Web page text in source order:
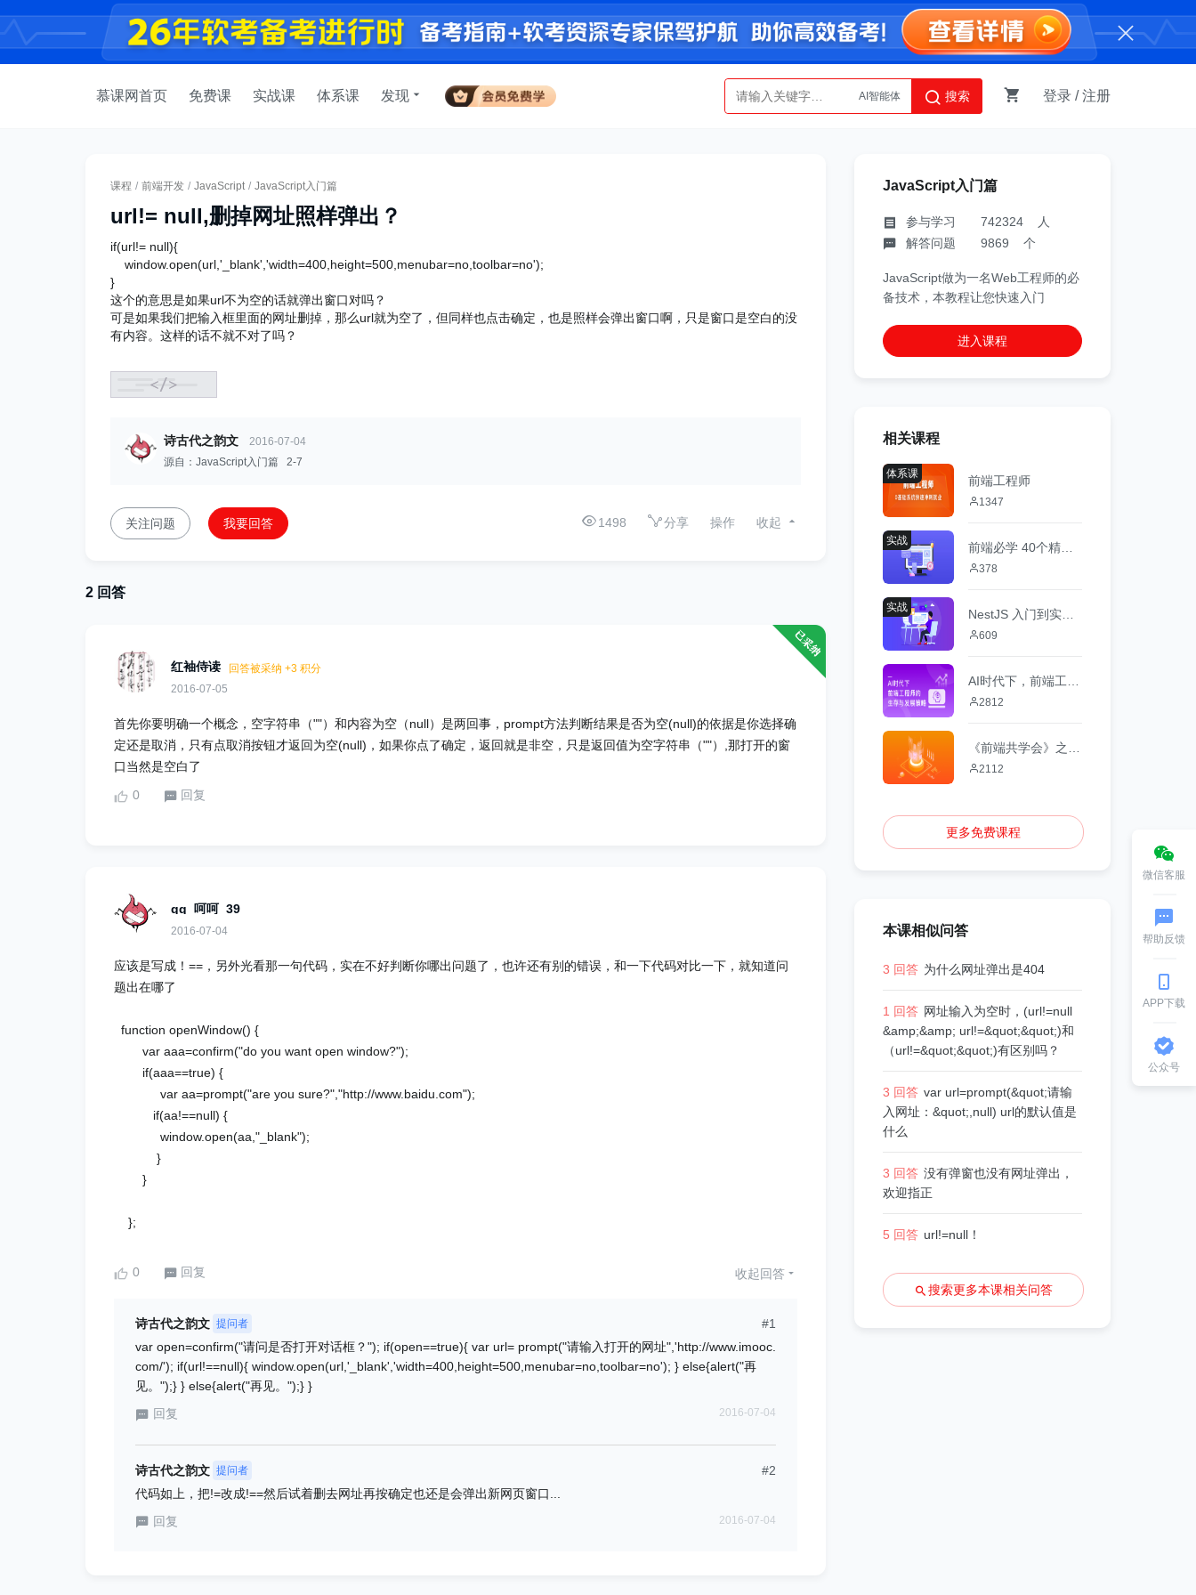
慕课网首页 免费课 实战课 体系课 发现
AI智能体
Python
搜索 登录 /注册
课程 / 前端开发 / JavaScript / JavaScript入门篇
url!= null,删掉网址照样弹出？
if(url!= null){
window.open(url,'_blank','width=400,height=500,menubar=no,toolbar=no');
}
这个的意思是如果url不为空的话就弹出窗口对吗？
可是如果我们把输入框里面的网址删掉，那么url就为空了，但同样也点击确定，也是照样会弹出窗口啊，只是窗口是空白的没
有内容。这样的话不就不对了吗？
诗古代之韵文
2016-07-04
源自：JavaScript入门篇 2-7
关注问题 我要回答 1498 分享 操作 收起
2 回答
红袖侍读
回答被采纳 +3 积分
2016-07-05
首先你要明确一个概念，空字符串（""）和内容为空（null）是两回事，prompt方法判断结果是否为空(null)的依据是你选择确
定还是取消，只有点取消按钮才返回为空(null)，如果你点了确定，返回就是非空，只是返回值为空字符串（""）,那打开的窗
口当然是空白了
0
回复
qq_呵呵_39
2016-07-04
应该是写成！==，另外光看那一句代码，实在不好判断你哪出问题了，也许还有别的错误，和一下代码对比一下，就知道问
题出在哪了
function openWindow() {
var aaa=confirm("do you want open window?");
if(aaa==true) {
var aa=prompt("are you sure?","http://www.baidu.com");
if(aa!==null) {
window.open(aa,"_blank");
}
}
};
0 回复 收起回答
#1
诗古代之韵文 提问者
var open=confirm("请问是否打开对话框？"); if(open==true){ var url= prompt("请输入打开的网址",'http://www.imooc.
com/'); if(url!==null){ window.open(url,'_blank','width=400,height=500,menubar=no,toolbar=no'); } else{alert("再
见。");} } else{alert("再见。");} }​
2016-07-04
回复
#2
诗古代之韵文 提问者
代码如上，把!=改成!==然后试着删去网址再按确定也还是会弹出新网页窗口...
2016-07-04
回复
JavaScript入门篇
参与学习 742324 人
解答问题 9869 个
JavaScript做为一名Web工程师的必
备技术，本教程让您快速入门
进入课程
相关课程
体系课 前端工程师
1347
实战
378
实战
609
2812
2112
更多免费课程
本课相似问答
3 回答 为什么网址弹出是404
1 回答 网址输入为空时，(url!=null
&amp;&amp; url!=&quot;&quot;)和
（url!=&quot;&quot;)有区别吗？
3 回答 var url=prompt(&quot;请输
入网址：&quot;,null) url的默认值是
什么
3 回答 没有弹窗也没有网址弹出，
欢迎指正
5 回答 url!=null！
搜索更多本课相关问答
微信客服
帮助反馈
APP下载
公众号